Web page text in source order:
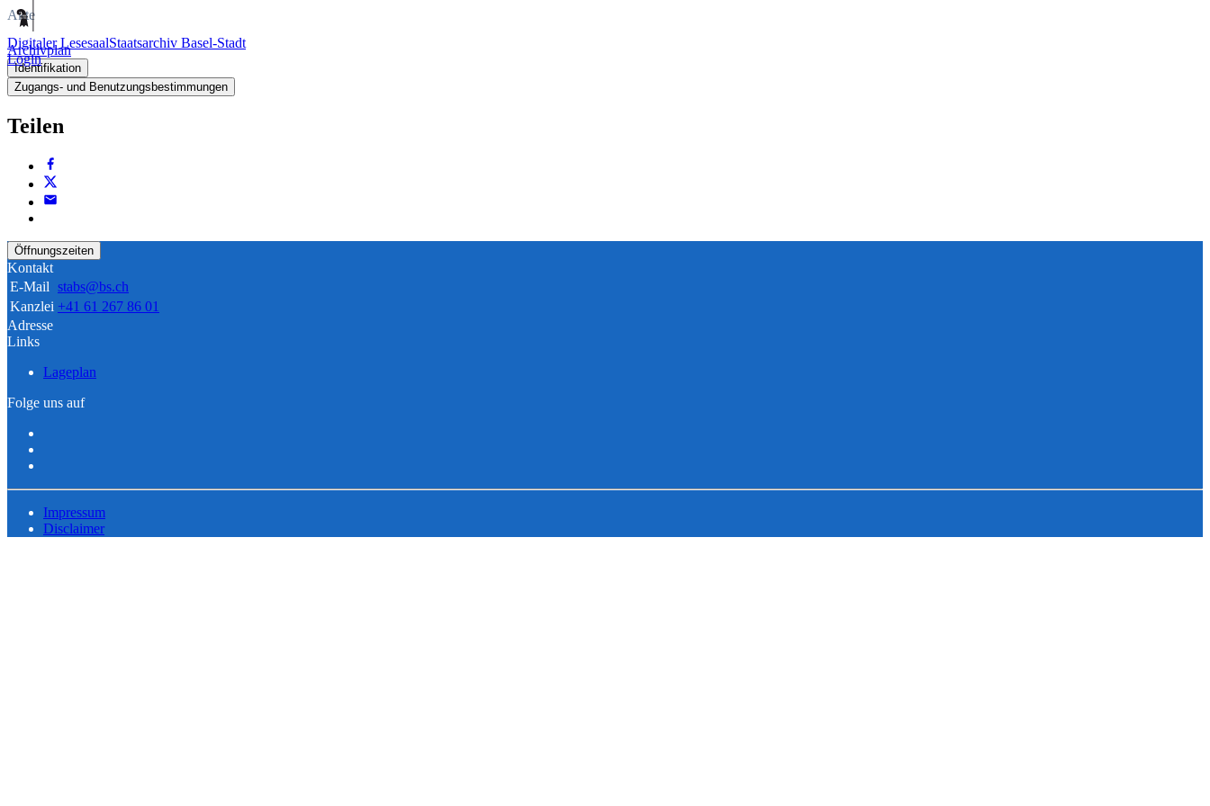
Digitaler LesesaalStaatsarchiv Basel-Stadt
Login
Akte
Archivplan
Identifikation
Zugangs- und Benutzungsbestimmungen
Teilen
Öffnungszeiten
Kontakt
E-Mail stabs@bs.ch
Kanzlei +41 61 267 86 01
Adresse
Links
Lageplan
Folge uns auf
Impressum
Disclaimer